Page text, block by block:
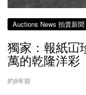
Auctions News 拍賣新聞
獨家：報紙
萬的乾隆洋彩
約8年前